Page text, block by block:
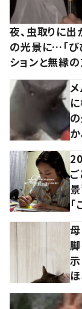
夜、虫取りに
の光景に…「び
ションと無縁の
か
母
示
ほ